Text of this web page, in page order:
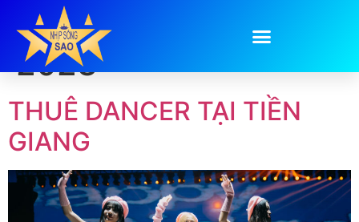
Day:November 23,
2023
THUÊ DANCER TẠI TIỀN
GIANG